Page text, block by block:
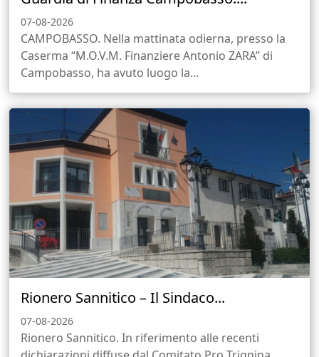
07-08-2026
CAMPOBASSO. Nella mattinata odierna, presso la
Caserma “M.O.V.M. Finanziere Antonio ZARA” di
Campobasso, ha avuto luogo la...
Rionero Sannitico – Il Sindaco...
07-08-2026
Rionero Sannitico. In riferimento alle recenti